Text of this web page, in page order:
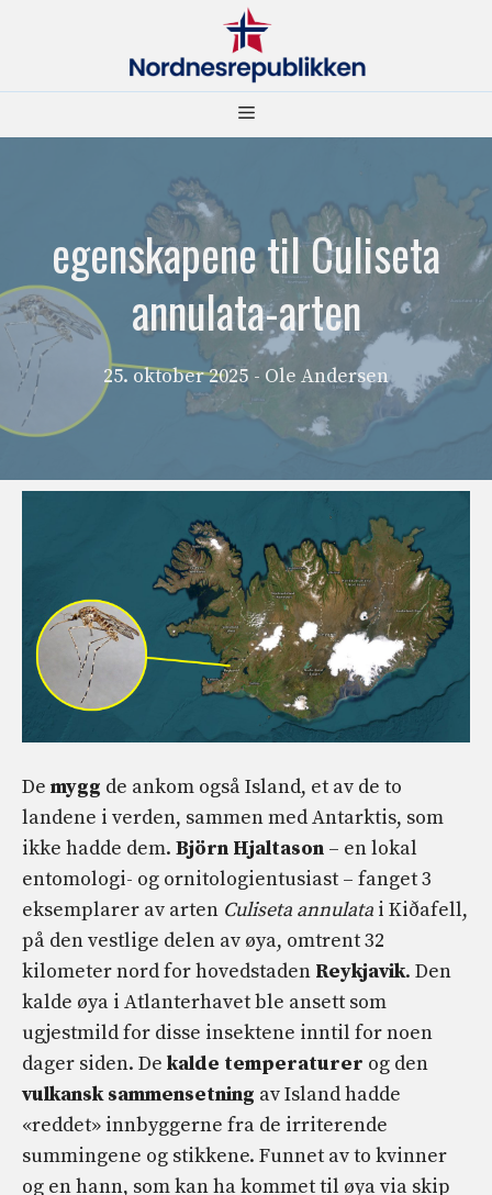
Meny
egenskapene til Culiseta
annulata-arten
25. oktober 2025 - Ole Andersen
De mygg de ankom også Island, et av de to
landene i verden, sammen med Antarktis, som
ikke hadde dem. Björn Hjaltason – en lokal
entomologi- og ornitologientusiast – fanget 3
eksemplarer av arten Culiseta annulata i Kiðafell,
på den vestlige delen av øya, omtrent 32
kilometer nord for hovedstaden Reykjavik. Den
kalde øya i Atlanterhavet ble ansett som
ugjestmild for disse insektene inntil for noen
dager siden. De kalde temperaturer og den
vulkansk sammensetning av Island hadde
«reddet» innbyggerne fra de irriterende
summingene og stikkene. Funnet av to kvinner
og en hann, som kan ha kommet til øya via skip